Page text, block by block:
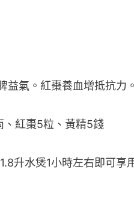
益氣。紅棗養血增抵抗力。
、紅棗5粒、黃精5錢
升水煲1小時左右即可享